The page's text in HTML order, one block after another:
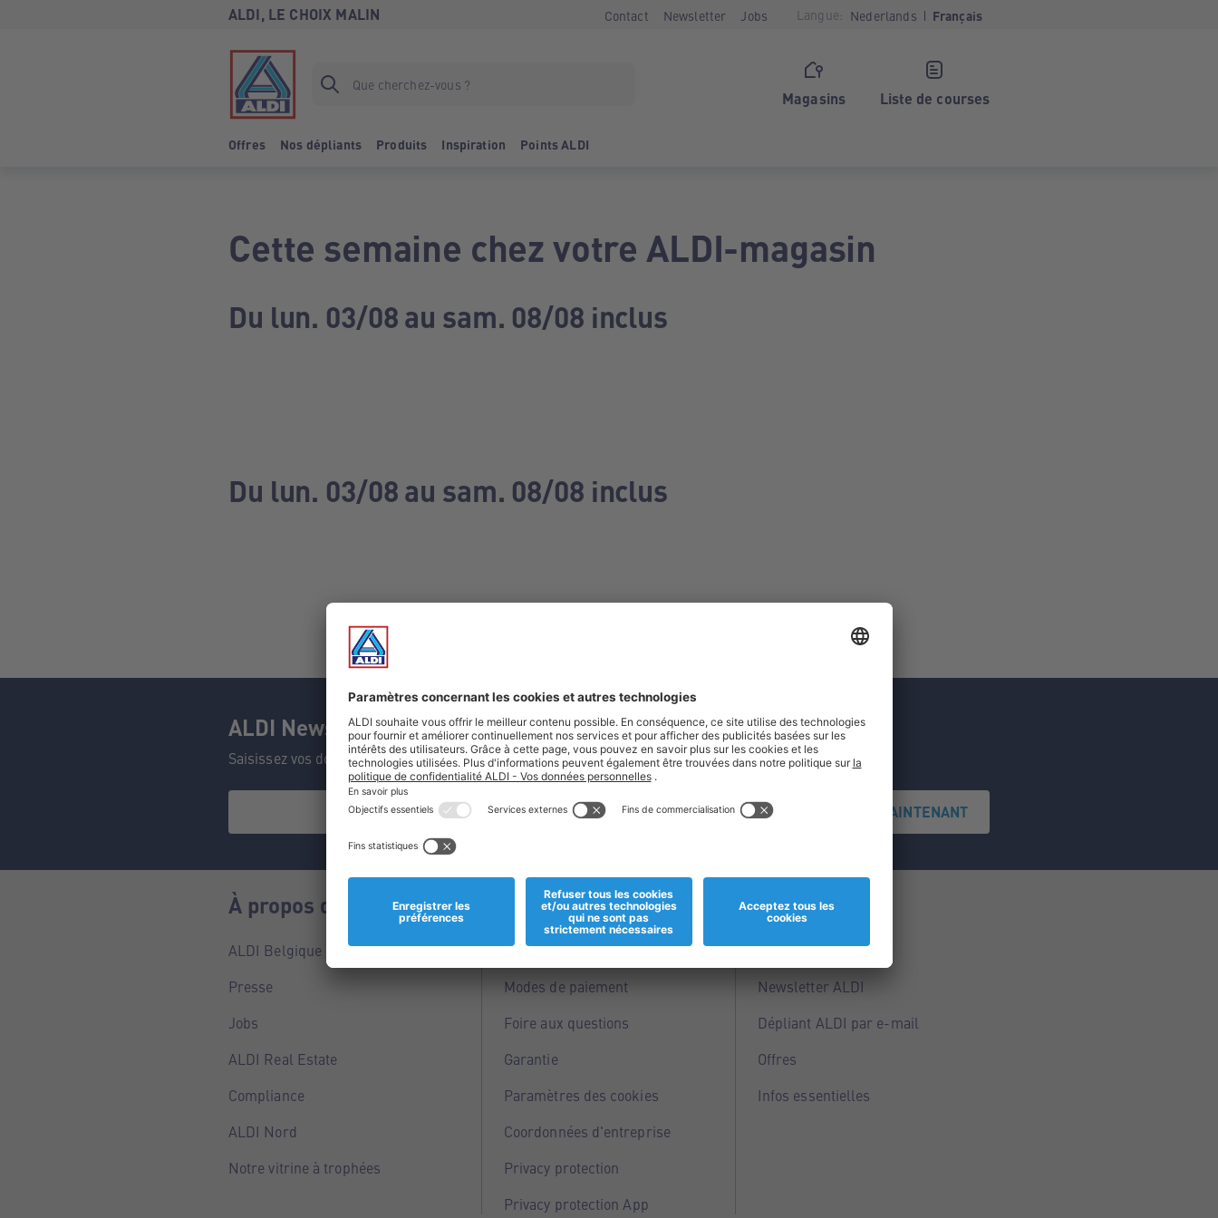
ALDI, LE CHOIX MALIN Contact Newsletter Jobs Langue: Nederlands Français
Magasins Liste de courses
Offres Nos dépliants Produits Inspiration Points ALDI
Cette semaine chez votre ALDI-magasin
Du lun. 03/08 au sam. 08/08 inclus
Du lun. 03/08 au sam. 08/08 inclus
ALDI Newsletter
Saisissez vos données et ne manquez aucune de nos offres.
S'INSCRIRE MAINTENANT
À propos de nous
ALDI Belgique
Presse
Jobs
ALDI Real Estate
Compliance
ALDI Nord
Notre vitrine à trophées
Informations
Magasins
Modes de paiement
Foire aux questions
Garantie
Paramètres des cookies
Coordonnées d'entreprise
Privacy protection
Privacy protection App
Service
Points ALDI
Newsletter ALDI
Dépliant ALDI par e-mail
Offres
Infos essentielles